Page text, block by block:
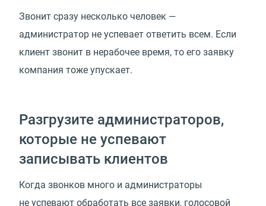
Звонит сразу несколько человек —
администратор не успевает ответить всем. Если
клиент звонит в нерабочее время, то его заявку
компания тоже упускает.
Разгрузите администраторов,
которые не успевают
записывать клиентов
Когда звонков много и администраторы
не успевают обработать все заявки, голосовой